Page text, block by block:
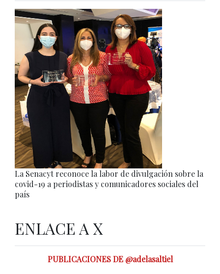
La Senacyt reconoce la labor de divulgación sobre la
covid-19 a periodistas y comunicadores sociales del
país
ENLACE A X
PUBLICACIONES DE @adelasaltiel